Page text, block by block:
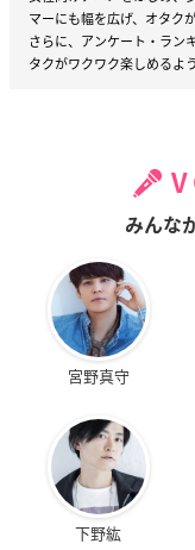
マーにも幅を広げ、オタク
さらに、アンケート・ラン
タクがワクワク楽しめるよ
みんな
宮野真守
下野紘